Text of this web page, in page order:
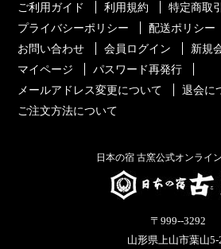
日本の宿 古窯公式オンライ
〒999--3292
山形県上山市葉山5-
ご利用ガイド 利用規約
特定商取
プライバシーポリシー
配送ポリシー
お問い合わせ
会員ログイン
新規
マイページ
パスワード再発行
メールアドレス変更について
退会に
ご注文方法について